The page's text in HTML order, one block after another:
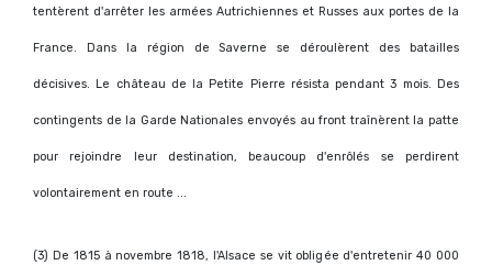
tentèrent d'arrêter les armées Autrichiennes et Russes aux portes de la
France. Dans la région de Saverne se déroulèrent des batailles
décisives. Le château de la Petite Pierre résista pendant 3 mois. Des
contingents de la Garde Nationales envoyés au front traînèrent la patte
pour rejoindre leur destination, beaucoup d'enrôlés se perdirent
volontairement en route ...
(3) De 1815 à novembre 1818, l'Alsace se vit obligée d'entretenir 40 000